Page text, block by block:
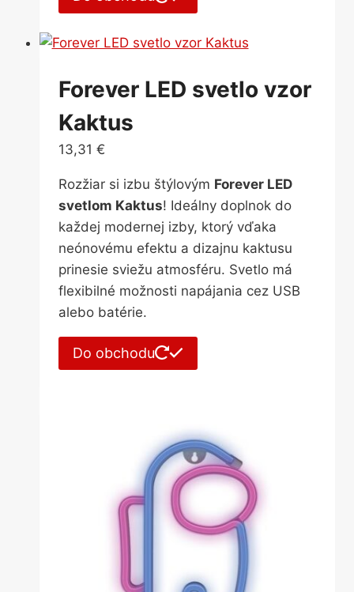
Forever LED svetlo vzor
Kaktus
13,31 €
Rozžiar si izbu štýlovým Forever LED
svetlom Kaktus! Ideálny doplnok do
každej modernej izby, ktorý vďaka
neónovému efektu a dizajnu kaktusu
prinesie sviežu atmosféru. Svetlo má
flexibilné možnosti napájania cez USB
alebo batérie.
Do obchodu